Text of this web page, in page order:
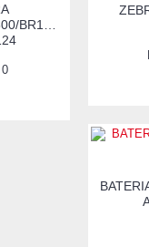
BR1500/BX1500/